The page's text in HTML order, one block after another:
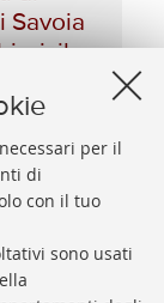
per il
di
con il tuo
sono usati
Savoia
il
Vedi dettagli